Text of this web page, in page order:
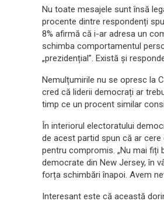
Nu toate mesajele sunt însă
procente dintre respondenți
8% afirmă că i-ar adresa un
schimba comportamentul
„prezidențial”. Există și
Nemulțumirile nu se opresc la
cred că liderii democrați ar
timp ce un procent similar
În interiorul electoratului
de acest partid spun că ar
pentru compromis. „Nu mai fiți
democrate din New Jersey, în
forța schimbări înapoi. Avem
Interesant este că această